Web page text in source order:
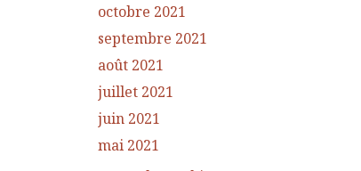
octobre 2021
septembre 2021
août 2021
juillet 2021
juin 2021
mai 2021